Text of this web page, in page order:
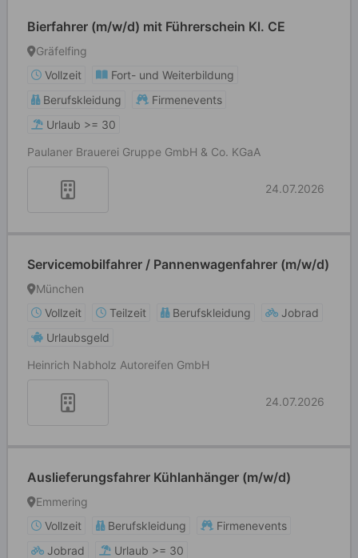
Bierfahrer (m/w/d) mit Führerschein Kl. CE
Gräfelfing
Vollzeit
Fort- und Weiterbildung
Berufskleidung
Firmenevents
Urlaub >= 30
Paulaner Brauerei Gruppe GmbH & Co. KGaA
24.07.2026
Servicemobilfahrer / Pannenwagenfahrer (m/w/d)
München
Vollzeit
Teilzeit Berufskleidung
Jobrad
Urlaubsgeld
Heinrich Nabholz Autoreifen GmbH
24.07.2026
Auslieferungsfahrer Kühlanhänger (m/w/d)
Emmering
Vollzeit
Berufskleidung
Firmenevents
Jobrad
Urlaub >= 30